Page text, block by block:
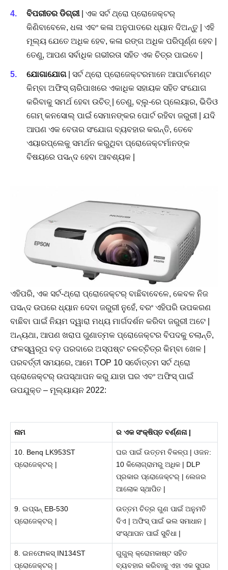
ବିପରୀତର ଡିଗ୍ରୀ| ଏକ ସର୍ଟ ଥ୍ରୋ ପ୍ରୋଜେକ୍ଟର୍
କିଣିବାବେଳେ, ଧଳା ଏବଂ କଳା ଅନୁପାତରେ ଧ୍ୟାନ ଦିଅନ୍ତୁ | ଏହି
ମୂଲ୍ୟ ଯେତେ ଅଧିକ ହେବ, କଳା ରଙ୍ଗ ଅଧିକ ପରିପୂର୍ଣ୍ଣ ହେବ |
ତେଣୁ, ଆପଣ ସର୍ବାଧିକ ଗଭୀରତା ସହିତ ଏକ ଚିତ୍ର ପାଇବେ |
ଯୋଗାଯୋଗ| ସର୍ଟ ଥ୍ରୋ ପ୍ରୋଜେକ୍ଟରମାନେ ଆପାର୍ଟମେଣ୍ଟ
କିମ୍ବା ଅଫିସ୍ ଚାରିପାଖରେ ଏକାଧିକ ସହାୟକ ସହିତ ସଂଯୋଗ
କରିବାକୁ ସମର୍ଥ ହେବା ଉଚିତ୍ | ତେଣୁ, ବ୍ଲୁ-ରେ ପ୍ଲେୟାର, ଭିଡିଓ
ଗେମ୍ କନସୋଲ୍ ପାଇଁ ସେମାନଙ୍କର ପୋର୍ଟ ରହିବା ଜରୁରୀ | ଯଦି
ଆପଣ ଏକ ବେତାର ସଂଯୋଗ ବ୍ୟବହାର କରନ୍ତି, ତେବେ
ଏୟାରପ୍ଲେକୁ ସମର୍ଥନ କରୁଥିବା ପ୍ରୋଜେକ୍ଟର୍ମାନଙ୍କ
ବିଷୟରେ ପସନ୍ଦ ହେବା ଆବଶ୍ୟକ |
ଏହିପରି, ଏକ ସର୍ଟ-ଥ୍ରୋ ପ୍ରୋଜେକ୍ଟର୍ ବାଛିବାବେଳେ, କେବଳ ନିଜ
ପସନ୍ଦ ଉପରେ ଧ୍ୟାନ ଦେବା ଜରୁରୀ ନୁହେଁ, ବରଂ ଏହିପରି ଉପକରଣ
ବାଛିବା ପାଇଁ ନିୟମ ଦ୍ୱାରା ମଧ୍ୟ ମାର୍ଗଦର୍ଶନ କରିବା ଜରୁରୀ ଅଟେ |
ଅନ୍ୟଥା, ଆପଣ ଖରାପ ଗୁଣାତ୍ମକ ପ୍ରୋଜେକ୍ଟର ବିପଦକୁ ଚଲାନ୍ତି,
ଫଳସ୍ୱରୂପ ବଡ଼ ପରଦାରେ ଅସ୍ପଷ୍ଟ ଚଳଚ୍ଚିତ୍ର କିମ୍ବା ଖେଳ |
ପରବର୍ତ୍ତୀ ସମୟରେ, ଆମେ TOP 10 ସର୍ବୋତ୍ତମ ସର୍ଟ ଥ୍ରୋ
ପ୍ରୋଜେକ୍ଟର୍ ଉପସ୍ଥାପନ କରୁ ଯାହା ଘର ଏବଂ ଅଫିସ୍ ପାଇଁ
ଉପଯୁକ୍ତ – ମୂଲ୍ୟାୟନ 2022:
ନାମ ର ଏକ ସଂକ୍ଷିପ୍ତ ବର୍ଣ୍ଣନା |
10. Benq LK953ST
ପ୍ରୋଜେକ୍ଟର୍ |
ଘର ପାଇଁ ଉତ୍ତମ ବିକଳ୍ପ | ଓଜନ:
10 କିଲୋଗ୍ରାମରୁ ଅଧିକ | DLP
ପ୍ରକାର ପ୍ରୋଜେକ୍ଟର୍ | ଲେଜର
ଆଲୋକ ସ୍ଥାପିତ |
9. ଇପ୍ସନ୍ EB-530
ପ୍ରୋଜେକ୍ଟର୍ |
ଉତ୍ତମ ଚିତ୍ର ଗୁଣ ପାଇଁ ଅନୁମତି
ଦିଏ | ଅଫିସ୍ ପାଇଁ ଭଲ ସମାଧାନ |
ସଂସ୍ଥାପନ ପାଇଁ ସୁବିଧା |
8. ଇନଫୋକସ୍ IN134ST
ପ୍ରୋଜେକ୍ଟର୍ |
ଗୁଗୁଲ୍ କ୍ରୋମକାଷ୍ଟ ସହିତ
ବ୍ୟବହାର କରିବାକୁ ଏହା ଏକ ସୁପର